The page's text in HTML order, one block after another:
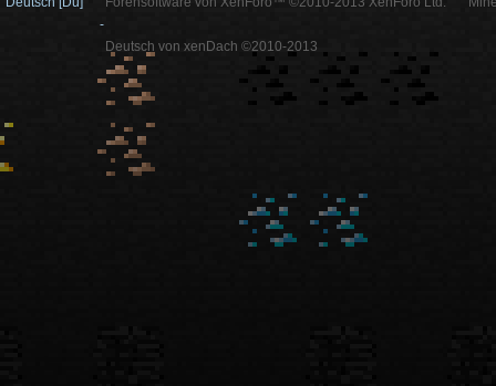
-
Deutsch von xenDach ©2010-2013